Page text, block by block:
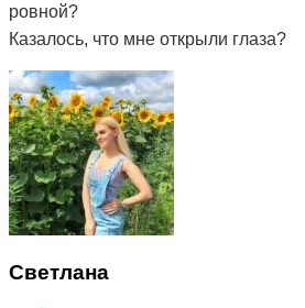
ровной?
Казалось, что мне открыли глаза?
Светлана